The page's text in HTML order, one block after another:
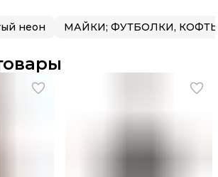
неон МАЙКИ; ФУТБОЛКИ,